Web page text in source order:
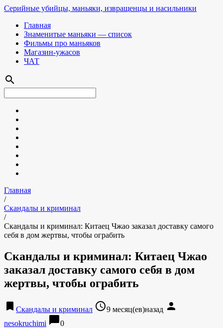
Серийные убийцы, маньяки, извращенцы и насильники
Главная
Знаменитые маньяки — список
Фильмы про маньяков
Магазин-ужасов
ЧАТ
search
Главная
/
Скандалы и криминал
/
Скандалы и криминал: Китаец Чжао заказал доставку самого
себя в дом жертвы, чтобы ограбить
Скандалы и криминал: Китаец Чжао
заказал доставку самого себя в дом
жертвы, чтобы ограбить
bookmark Скандалы и криминал access_time9 месяц(ев)назад person
nesokruchimi chat_bubble0